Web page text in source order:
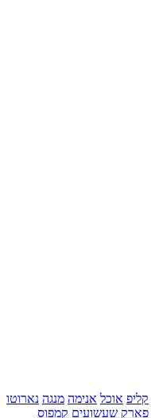
קליפ אוכל אנימה מנגה נארוטו
פארק שעשועים קמפוס